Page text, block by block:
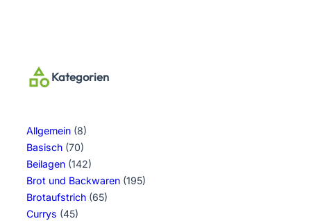
Kategorien
Allgemein (8)
Basisch (70)
Beilagen (142)
Brot und Backwaren (195)
Brotaufstrich (65)
Currys (45)